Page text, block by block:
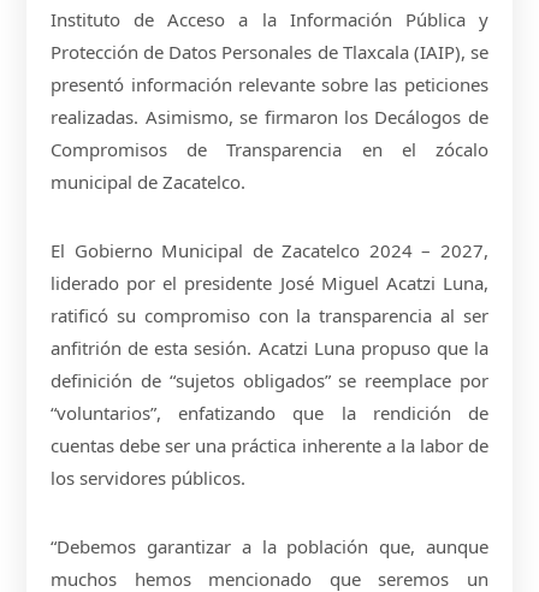
Instituto de Acceso a la Información Pública y
Protección de Datos Personales de Tlaxcala (IAIP), se
presentó información relevante sobre las peticiones
realizadas. Asimismo, se firmaron los Decálogos de
Compromisos de Transparencia en el zócalo
municipal de Zacatelco.
El Gobierno Municipal de Zacatelco 2024 – 2027,
liderado por el presidente José Miguel Acatzi Luna,
ratificó su compromiso con la transparencia al ser
anfitrión de esta sesión. Acatzi Luna propuso que la
definición de “sujetos obligados” se reemplace por
“voluntarios”, enfatizando que la rendición de
cuentas debe ser una práctica inherente a la labor de
los servidores públicos.
“Debemos garantizar a la población que, aunque
muchos hemos mencionado que seremos un